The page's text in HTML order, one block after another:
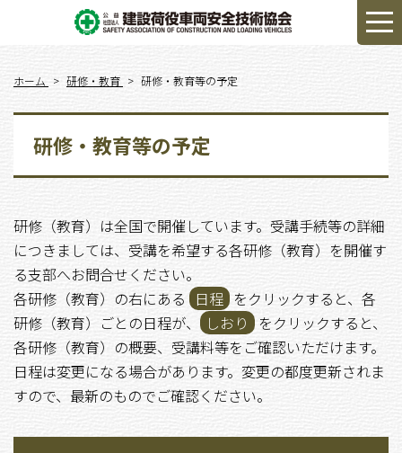
ホーム 研修・教育 研修・教育等の予定
研修・教育等の予定
研修（教育）は全国で開催しています。受講手続等の詳細
につきましては、受講を希望する各研修（教育）を開催す
る支部へお問合せください。
各研修（教育）の右にある
日程 をクリックすると、各
研修（教育）ごとの日程が、
しおり をクリックすると、
各研修（教育）の概要、受講料等をご確認いただけます。
日程は変更になる場合があります。変更の都度更新されま
すので、最新のものでご確認ください。